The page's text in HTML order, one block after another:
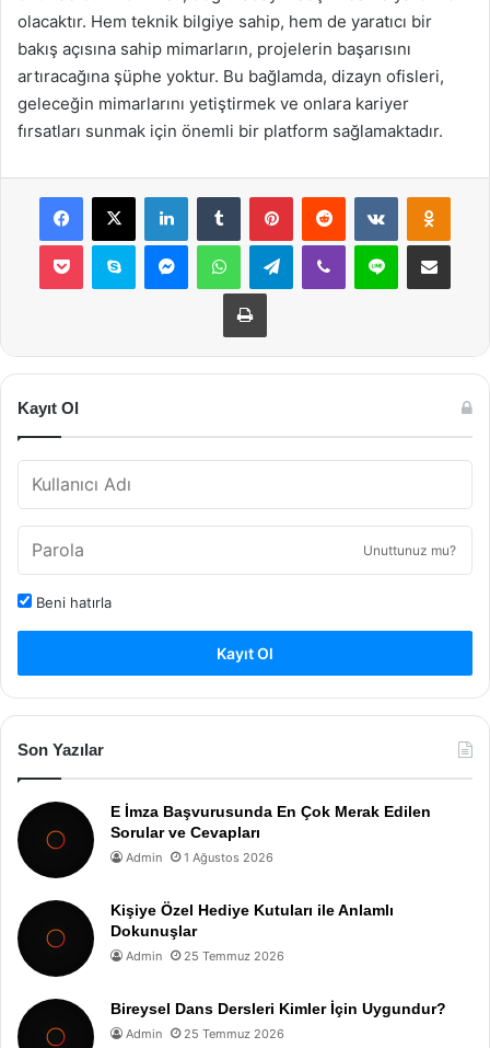
olacaktır. Hem teknik bilgiye sahip, hem de yaratıcı bir
bakış açısına sahip mimarların, projelerin başarısını
artıracağına şüphe yoktur. Bu bağlamda, dizayn ofisleri,
geleceğin mimarlarını yetiştirmek ve onlara kariyer
fırsatları sunmak için önemli bir platform sağlamaktadır.
Facebook
X LinkedInTumblr PinterestReddit VKontakte
Pocket Skype MessengerWhatsAppTelegramViber Line E-Posta ile
Yazdır
Kayıt Ol
Unuttunuz mu?
Beni hatırla
Kayıt Ol
Son Yazılar
E İmza Başvurusunda En Çok Merak Edilen
Sorular ve Cevapları
Admin 1 Ağustos 2026
Kişiye Özel Hediye Kutuları ile Anlamlı
Dokunuşlar
Admin 25 Temmuz 2026
Bireysel Dans Dersleri Kimler İçin Uygundur?
Admin 25 Temmuz 2026